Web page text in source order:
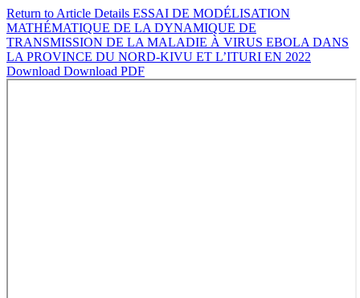
Return to Article Details ESSAI DE MODÉLISATION
MATHÉMATIQUE DE LA DYNAMIQUE DE
TRANSMISSION DE LA MALADIE À VIRUS EBOLA DANS
LA PROVINCE DU NORD-KIVU ET L’ITURI EN 2022
Download Download PDF